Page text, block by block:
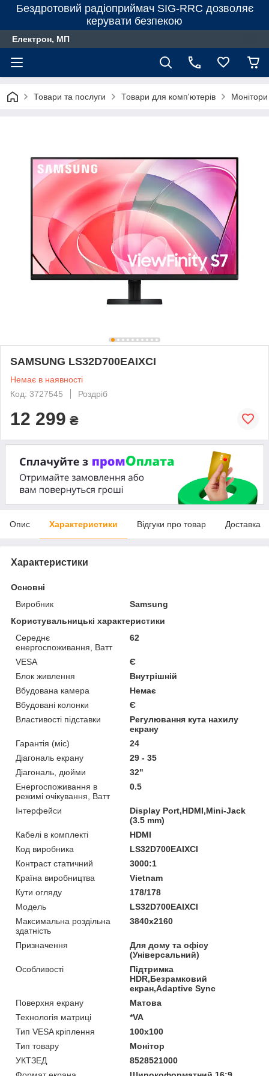
Бездротовий радіоприймач SIG-RRC дозволяє
керувати безпекою
Електрон, МП
Товари та послуги Товари для комп'ютерів Монітори
SAMSUNG LS32D700EAIXCI
Немає в наявності
Код: 3727545
Роздріб
12 299 ₴
Опис Характеристики Відгуки про товар Доставка
Характеристики
Основні
Виробник
Samsung
Користувальницькі характеристики
Cереднє
eнергоспоживання, Ватт
62
VESA
Є
Блок живлення
Внутрішній
Вбудована камера
Немає
Вбудовані колонки
Є
Властивості підставки
Регулювання кута нахилу
екрану
Гарантія (міс)
24
Діагональ екрану
29 - 35
Діагональ, дюйми
32"
Енергоспоживання в
режимі очікування, Ватт
0.5
Інтерфейси
Display Port,HDMI,Mini-Jack
(3.5 mm)
Кабелі в комплекті
HDMI
Код виробника
LS32D700EAIXCI
Контраст статичний
3000:1
Країна виробництва
Vietnam
Кути огляду
178/178
Мoдель
LS32D700EAIXCI
Максимальна роздільна
здатність
3840х2160
Призначення
Для дому та офісу
(Універсальний)
Особливості
Підтримка
HDR,Безрамковий
екран,Adaptive Sync
Поверхня екрану
Матова
Технологія матриці
*VA
Тип VESA кріплення
100x100
Тип товару
Монітор
УКТЗЕД
8528521000